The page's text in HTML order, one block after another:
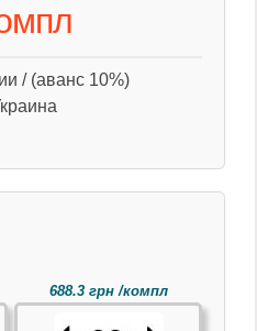
/ (аванс 10%)
688.3 грн /компл